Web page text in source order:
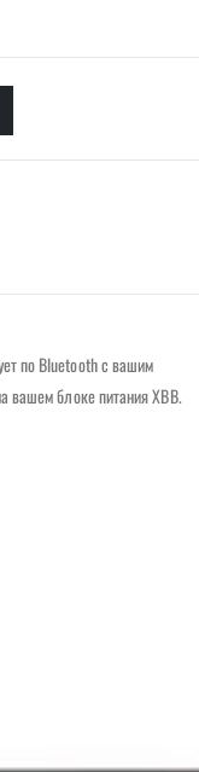
по Bluetooth с вашим
вашем блоке питания XBB.